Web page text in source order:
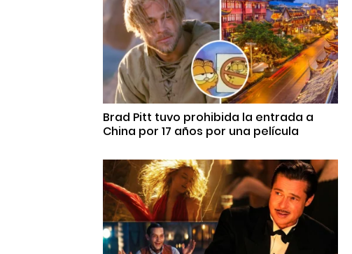
Brad Pitt tuvo prohibida la entrada a
China por 17 años por una película